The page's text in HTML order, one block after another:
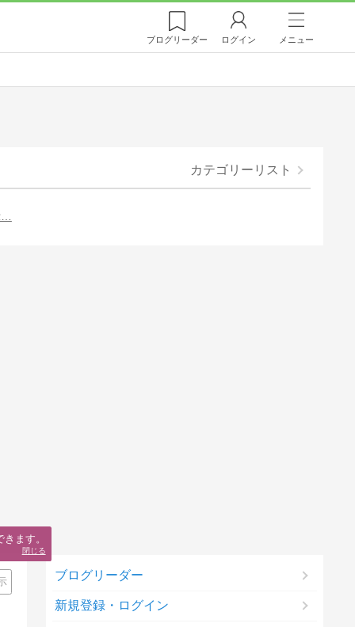
ブログリーダー ログイン メニュー
カテゴリーリスト
ブログリーダー
新規登録・ログイン
ます。
閉じる